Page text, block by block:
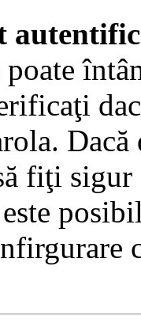
poate
Dacă
fiţi
este